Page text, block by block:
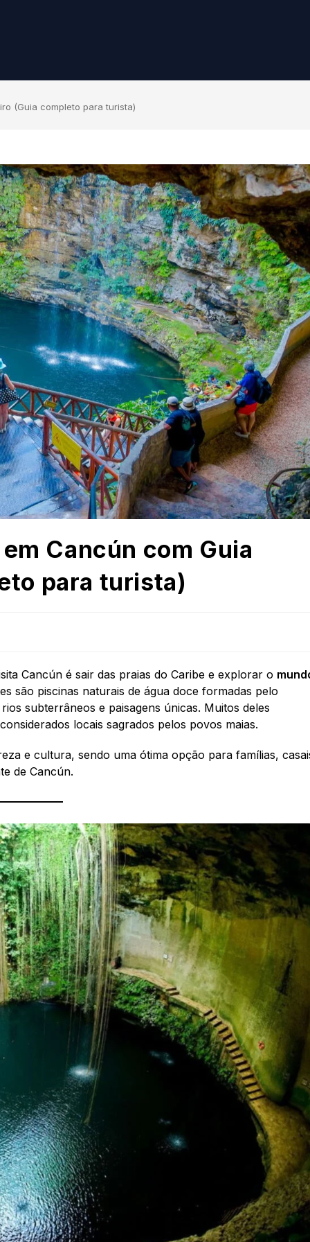
(Guia completo para turista)
Cancún com Guia
para turista)
Cancún é sair das praias do Caribe e explorar o
são piscinas naturais de água doce formadas pelo
subterrâneos e paisagens únicas. Muitos deles
locais sagrados pelos povos maias.
e cultura, sendo uma ótima opção para famílias,
de Cancún.